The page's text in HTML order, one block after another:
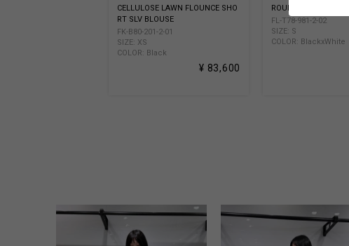
CELLULOSE LAWN FLOUNCE SHO
RT SLV BLOUSE
FK-B80-201-2-01
SIZE: XS
COLOR: Black
¥ 83,600
ROUND NECK PO
FL-T78-981-2-02
SIZE: S
COLOR: BlackxWhite